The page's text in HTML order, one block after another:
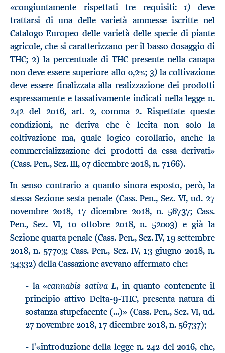
«congiuntamente rispettati tre requisiti:1) deve
trattarsi di una delle varietà ammesse iscritte nel
Catalogo Europeo delle varietà delle specie di piante
agricole, che si caratterizzano per il basso dosaggio di
THC; 2) la percentuale di THC presente nella canapa
non deve essere superiore allo 0,2%; 3)la coltivazione
deve essere finalizzata alla realizzazione dei prodotti
espressamente e tassativamente indicati nella legge n.
242 del 2016, art. 2, comma 2. Rispettate queste
condizioni, ne deriva che è lecita non solo la
coltivazione ma, quale logico corollario, anche la
commercializzazione dei prodotti da essa derivati»
(Cass. Pen., Sez. III, 07 dicembre 2018, n. 7166).
In senso contrario a quanto sinora esposto, però, la
stessa Sezione sesta penale (Cass. Pen., Sez. VI, ud. 27
novembre 2018, 17 dicembre 2018, n. 56737; Cass.
Pen., Sez. VI, 10 ottobre 2018, n. 52003) e già la
Sezione quarta penale (Cass. Pen., Sez. IV, 19 settembre
2018, n. 57703; Cass. Pen., Sez. IV, 13 giugno 2018, n.
34332) della Cassazione avevano affermato che:
- la «cannabis sativa L, in quanto contenente il
principio attivo Delta-9-THC, presenta natura di
sostanza stupefacente (...)» (Cass. Pen., Sez. VI, ud.
27 novembre 2018, 17 dicembre 2018, n. 56737);
- l'«introduzione della legge n. 242 del 2016, che,